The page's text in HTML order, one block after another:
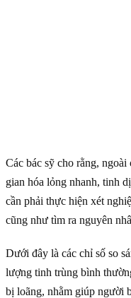
Các bác sỹ cho rằng,
gian hóa lỏng nhanh, tinh
cần phải thực hiện xét
cũng như tìm ra nguyên
Dưới đây là các chỉ số so
lượng tinh trùng bình
bị loãng, nhằm giúp người